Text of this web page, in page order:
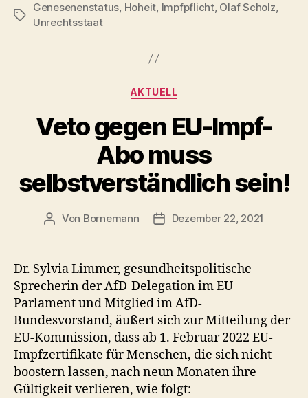
Schlagwörter
Genesenenstatus, Hoheit, Impfpflicht, Olaf Scholz,
Unrechtsstaat
Kategorien
AKTUELL
Veto gegen EU-Impf-
Abo muss
selbstverständlich sein!
Beitragsautor
Von Bornemann Veröffentlichungsdatum
Dezember 22, 2021
Dr. Sylvia Limmer, gesundheitspolitische
Sprecherin der AfD-Delegation im EU-
Parlament und Mitglied im AfD-
Bundesvorstand, äußert sich zur Mitteilung der
EU-Kommission, dass ab 1. Februar 2022 EU-
Impfzertifikate für Menschen, die sich nicht
boostern lassen, nach neun Monaten ihre
Gültigkeit verlieren, wie folgt: